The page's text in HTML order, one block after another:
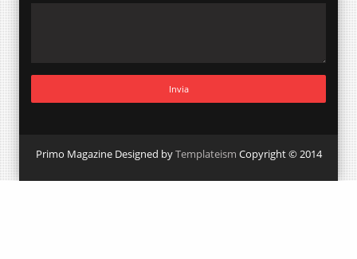
Primo Magazine Designed byTemplateism Copyright © 2014